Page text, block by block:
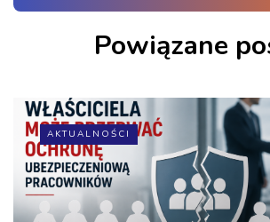
Powiązane
AKTUALNOŚCI